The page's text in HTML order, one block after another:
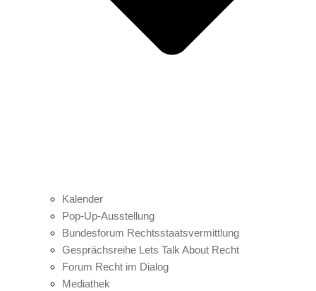
Kalender
Pop-Up-Ausstellung
Bundesforum Rechtsstaatsvermittlung
Gesprächsreihe Lets Talk About Recht
Forum Recht im Dialog
Mediathek